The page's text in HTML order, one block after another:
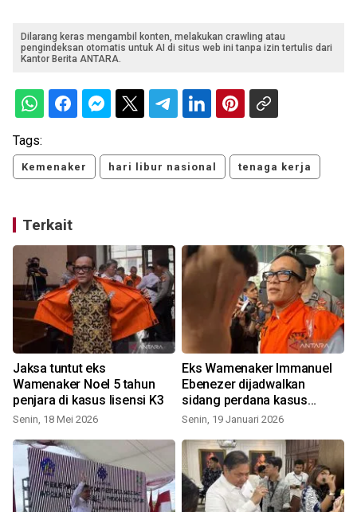
Dilarang keras mengambil konten, melakukan crawling atau
pengindeksan otomatis untuk AI di situs web ini tanpa izin tertulis dari
Kantor Berita ANTARA.
Tags:
Kemenaker hari libur nasional tenaga kerja
Terkait
Jaksa tuntut eks
Wamenaker Noel 5 tahun
penjara di kasus lisensi K3
Senin, 18 Mei 2026
Eks Wamenaker Immanuel
Ebenezer dijadwalkan
sidang perdana kasus
pemerasan
Senin, 19 Januari 2026